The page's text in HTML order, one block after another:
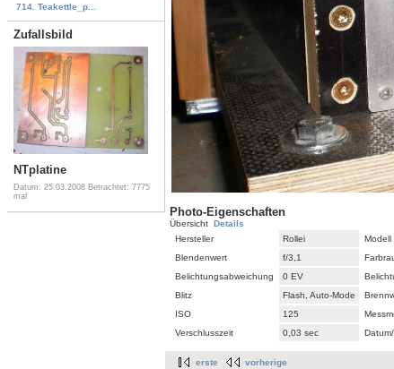
714. Teakettle_p...
Zufallsbild
NTplatine
Datum: 25.03.2008 Betrachtet: 7775
mal
Photo-Eigenschaften
Übersicht Details
Hersteller
Rollei Modell
Blendenwert
f/3,1
Belichtungsabweichung
0 EV
Blitz
Flash, Auto-Mode
ISO
125
Verschlusszeit
0,03 sec
erste vorherige